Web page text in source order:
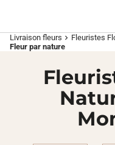
Livraison fleurs chevron_right Fleuristes
Fleur par nature